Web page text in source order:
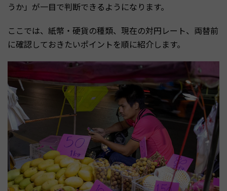
うか」が一目で判断できるようになります。
ここでは、紙幣・硬貨の種類、現在の対円レート、両替前
に確認しておきたいポイントを順に紹介します。